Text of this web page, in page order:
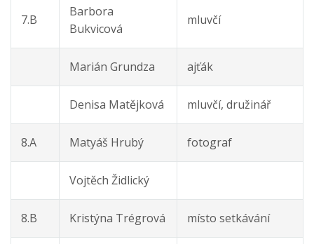
7.B
Barbora
Bukvicová
mluvčí
Marián Grundza ajťák
Denisa Matějková mluvčí, družinář
8.A Matyáš Hrubý fotograf
Vojtěch Židlický
8.B Kristýna Trégrová místo setkávání